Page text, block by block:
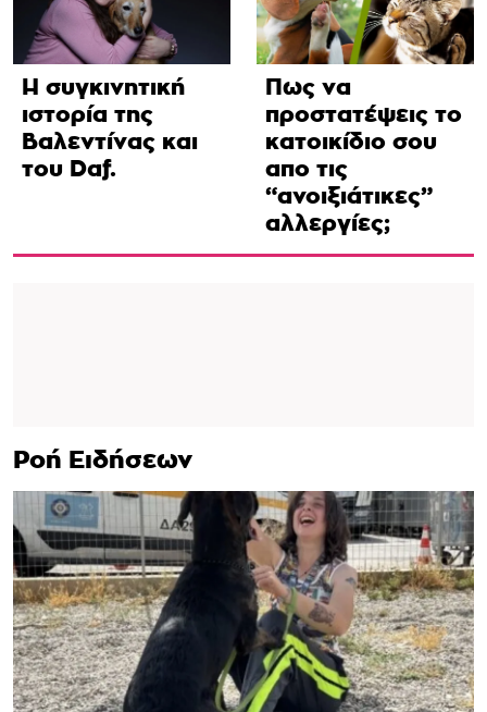
Η συγκινητική
ιστορία της
Βαλεντίνας και
του Daf.
Πως να
προστατέψεις το
κατοικίδιο σου
απο τις
“ανοιξιάτικες”
αλλεργίες;
Ροή Ειδήσεων